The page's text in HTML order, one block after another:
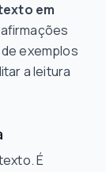
em
exemplos
a leitura
É